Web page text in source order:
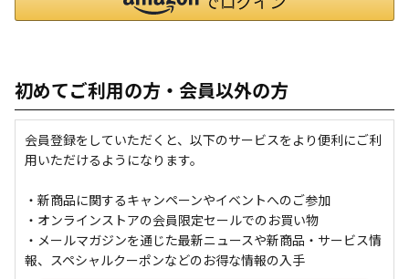
初めてご利用の方・会員以外の方
会員登録をしていただくと、以下のサービスをより便利にご利
用いただけるようになります。
・新商品に関するキャンペーンやイベントへのご参加
・オンラインストアの会員限定セールでのお買い物
・メールマガジンを通じた最新ニュースや新商品・サービス情
報、スペシャルクーポンなどのお得な情報の入手